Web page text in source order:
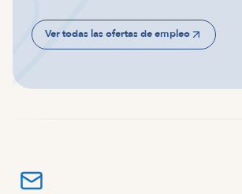
Ver todas las ofertas de empleo